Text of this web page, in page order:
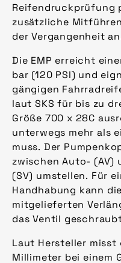
Reifendruckprüfung
zusätzliche
der Vergangenheit
Die EMP erreicht
bar (120 PSI) und
gängigen
laut SKS für bis zu
Größe 700 x 28C
unterwegs mehr als
muss. Der
zwischen Auto- (AV)
(SV) umstellen. Für
Handhabung kann
mitgelieferten
das Ventil
Laut Hersteller misst
Millimeter bei einem